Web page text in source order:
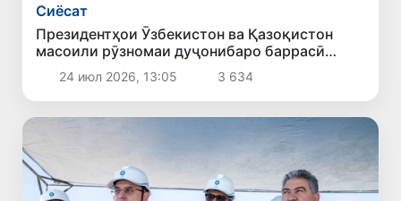
Сиёсат
Президентҳои Ӯзбекистон ва Қазоқистон
масоили рӯзномаи дуҷонибаро баррасӣ
карданд
24 июл 2026, 13:05 3 634